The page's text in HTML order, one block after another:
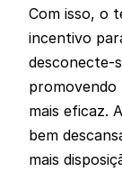
Com isso, o
incentivo
desconecte-
promovendo
mais eficaz.
bem
mais